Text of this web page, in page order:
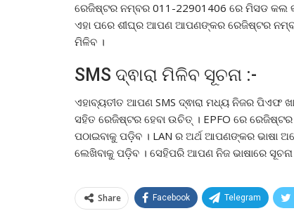
ରେଜିଷ୍ଟର ନମ୍ବର 011-22901406 ରେ ମିସଡ କଲ
ଏହା ପରେ ଶୀଘ୍ର ଆପଣ ଆପଣଙ୍କର ରେଜିଷ୍ଟର
ମିଳିବ ।
SMS ଦ୍ଵାରା ମିଳିବ ସୂଚନା :-
ଏହାବ୍ୟତୀତ ଆପଣ SMS ଦ୍ଵାରା ମଧ୍ୟ ନିଜର ପିଏଫ
ସହିତ ରେଜିଷ୍ଟର ହେବା ଉଚିତ୍ । EPFO ରେ ରେଜିଷ୍ଟର
ପଠାଇବାକୁ ପଡ଼ିବ । LAN ର ଅର୍ଥ ଆପଣଙ୍କର ଭାଷା
ଲେଖିବାକୁ ପଡ଼ିବ । ସେହିପରି ଆପଣ ନିଜ ଭାଷାରେ ସୂଚନା
Share Facebook Telegram